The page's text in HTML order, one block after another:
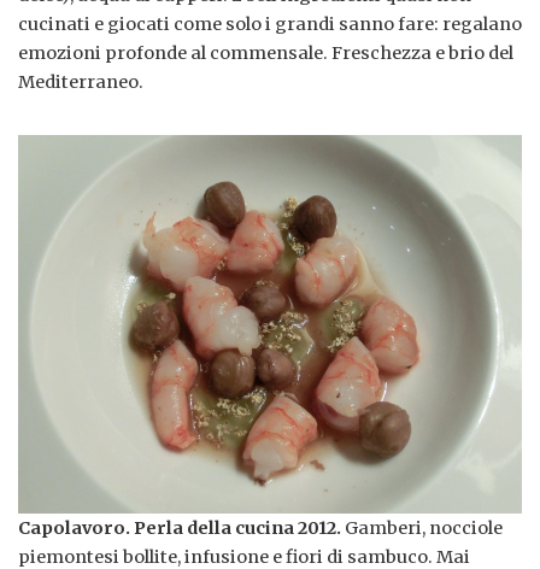
cucinati e giocati come solo i grandi sanno fare: regalano
emozioni profonde al commensale. Freschezza e brio del
Mediterraneo.
Capolavoro. Perla della cucina 2012. Gamberi, nocciole
piemontesi bollite, infusione e fiori di sambuco. Mai